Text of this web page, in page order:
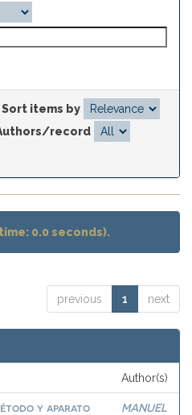
Sort items by
record
0.0 seconds).
previous 1 next
Author(s)
y aparato
MANUEL